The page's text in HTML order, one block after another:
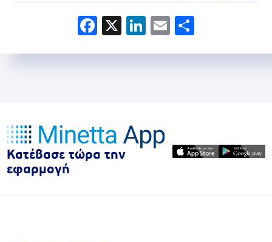
Facebook
X LinkedIn
Email
Κατέβασε τώρα την
εφαρμογή